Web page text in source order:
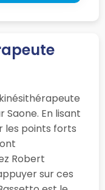
Saone. En lisant
les points forts
Robert
sur ces